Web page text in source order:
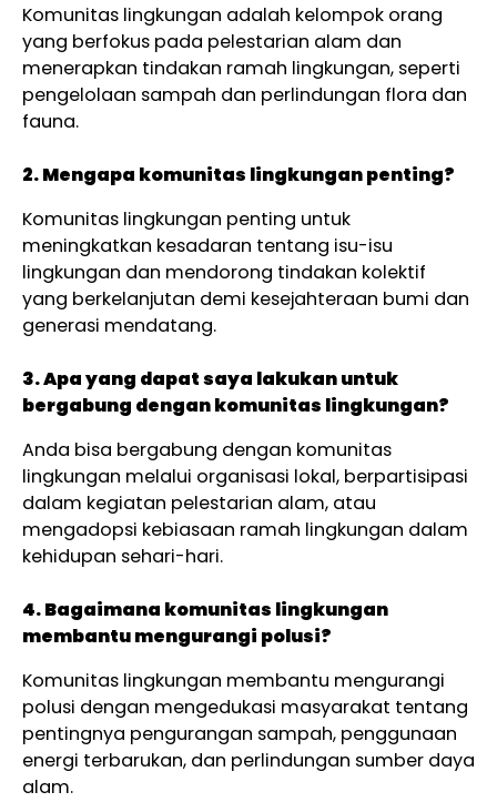
Komunitas lingkungan adalah kelompok orang
yang berfokus pada pelestarian alam dan
menerapkan tindakan ramah lingkungan, seperti
pengelolaan sampah dan perlindungan flora dan
fauna.
2. Mengapa komunitas lingkungan penting?
Komunitas lingkungan penting untuk
meningkatkan kesadaran tentang isu-isu
lingkungan dan mendorong tindakan kolektif
yang berkelanjutan demi kesejahteraan bumi dan
generasi mendatang.
3. Apa yang dapat saya lakukan untuk
bergabung dengan komunitas lingkungan?
Anda bisa bergabung dengan komunitas
lingkungan melalui organisasi lokal, berpartisipasi
dalam kegiatan pelestarian alam, atau
mengadopsi kebiasaan ramah lingkungan dalam
kehidupan sehari-hari.
4. Bagaimana komunitas lingkungan
membantu mengurangi polusi?
Komunitas lingkungan membantu mengurangi
polusi dengan mengedukasi masyarakat tentang
pentingnya pengurangan sampah, penggunaan
energi terbarukan, dan perlindungan sumber daya
alam.